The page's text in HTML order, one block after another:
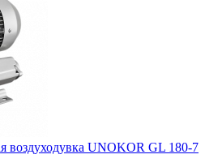
воздуходувка UNOKOR GL 180-7